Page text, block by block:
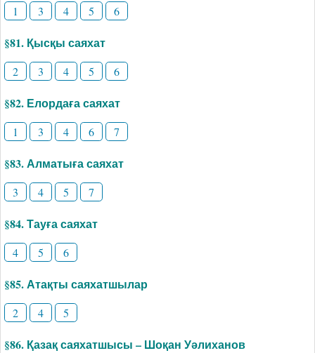
1 3 4 5 6
§81. Қысқы саяхат
2 3 4 5 6
§82. Елордаға саяхат
1 3 4 6 7
§83. Алматыға саяхат
3 4 5 7
§84. Тауға саяхат
4 5 6
§85. Атақты саяхатшылар
2 4 5
§86. Қазақ саяхатшысы – Шоқан Уәлиханов